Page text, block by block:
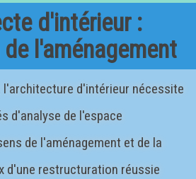
d'intérieur :
l'aménagement
d'intérieur nécessite
d'analyse de l'espace
de l'aménagement et de la
d'une restructuration réussie